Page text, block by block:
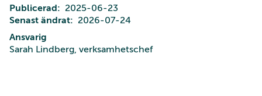
Publicerad
2025-06-23
Senast ändrat
2026-07-24
Ansvarig
Sarah Lindberg, verksamhetschef